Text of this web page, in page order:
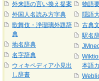
外来語の言い換え提案
外国人名読み方字典
歌舞伎・浄瑠璃外題辞
典
地名辞典
名字辞典
ウィキペディア小見出
し辞書
物語
隠語
古典
駅名
本語